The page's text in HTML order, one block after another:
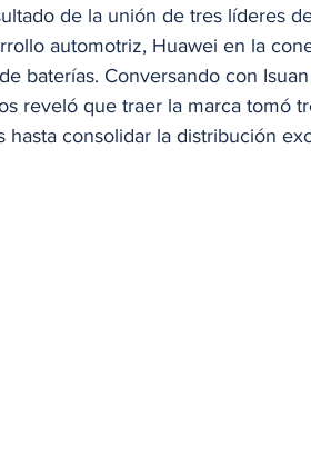
de la unión de tres líderes
automotriz, Huawei en la
baterías. Conversando con
reveló que traer la marca tomó
consolidar la distribución